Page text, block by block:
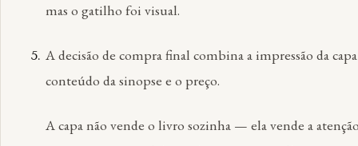
mas o gatilho foi visual.
A decisão de compra final combina a impressão da
conteúdo da sinopse e o preço.
A capa não vende o livro sozinha — ela vende a